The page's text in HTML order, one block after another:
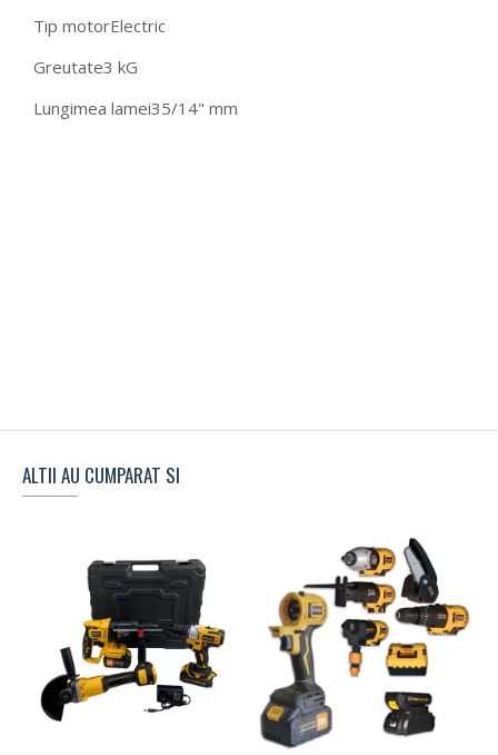
Tip motorElectric
Greutate3 kG
Lungimea lamei35/14" mm
ALTII AU CUMPARAT SI